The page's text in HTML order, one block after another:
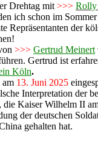
Drehtag mit >>> Rolly
ich schon im
Repräsentanten der
>>> Gertrud Meinert
Gertrud ist
Köln.
am 13. Juni 2025
Interpretation der
die Kaiser Wilhelm II
der deutschen
gehalten hat.